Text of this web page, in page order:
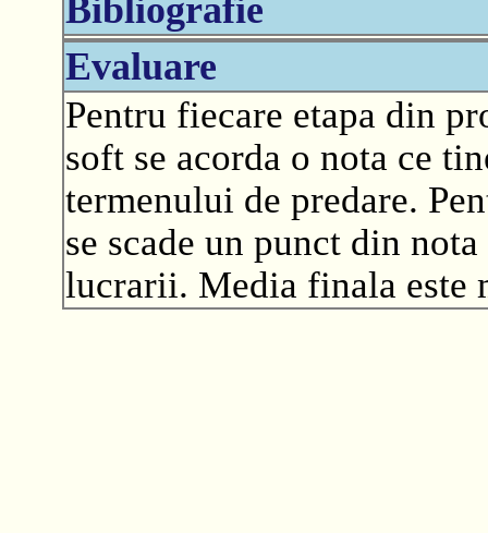
Bibliografie
Evaluare
Pentru fiecare etapa din
soft se acorda o nota ce
termenului de predare.
se scade un punct din
lucrarii. Media finala este